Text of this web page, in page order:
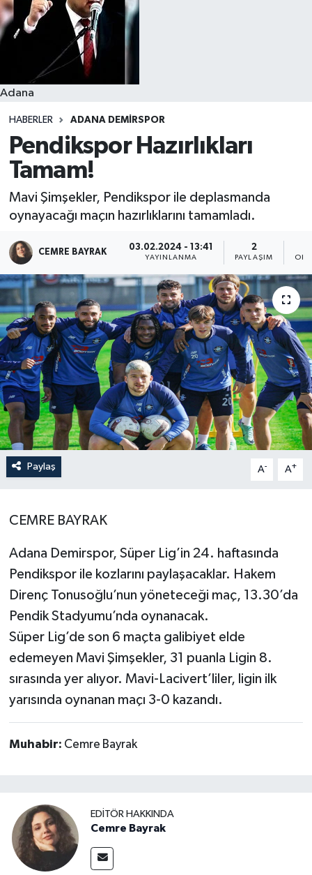
Adana
HABERLER ADANA DEMIRSPOR
Pendikspor Hazırlıkları
Tamam!
Mavi Şimşekler, Pendikspor ile deplasmanda
oynayacağı maçın hazırlıklarını tamamladı.
CEMRE BAYRAK 03.02.2024 - 13:41
YAYINLANMA
2
PAYLAŞIM
Paylaş A- A+
CEMRE BAYRAK
Adana Demirspor, Süper Lig’in 24. haftasında
Pendikspor ile kozlarını paylaşacaklar. Hakem
Direnç Tonusoğlu’nun yöneteceği maç, 13.30’da
Pendik Stadyumu’nda oynanacak.
Süper Lig’de son 6 maçta galibiyet elde
edemeyen Mavi Şimşekler, 31 puanla Ligin 8.
sırasında yer alıyor. Mavi-Lacivert’liler, ligin ilk
yarısında oynanan maçı 3-0 kazandı.
Muhabir: Cemre Bayrak
EDITÖR HAKKINDA
Cemre Bayrak
Resmi İlanlar